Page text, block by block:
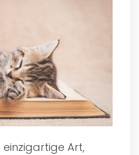
Art,